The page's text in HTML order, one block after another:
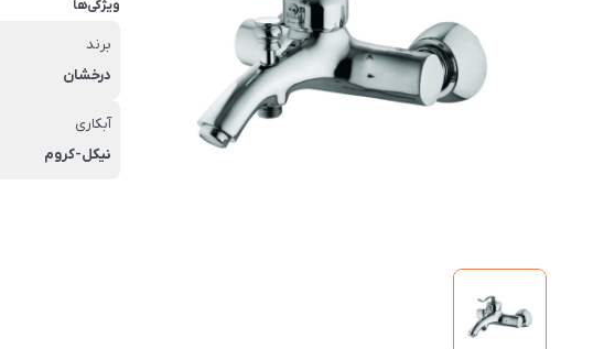
ویژگی‌ها
برند
درخشان
آبکاری
نیکل-کروم